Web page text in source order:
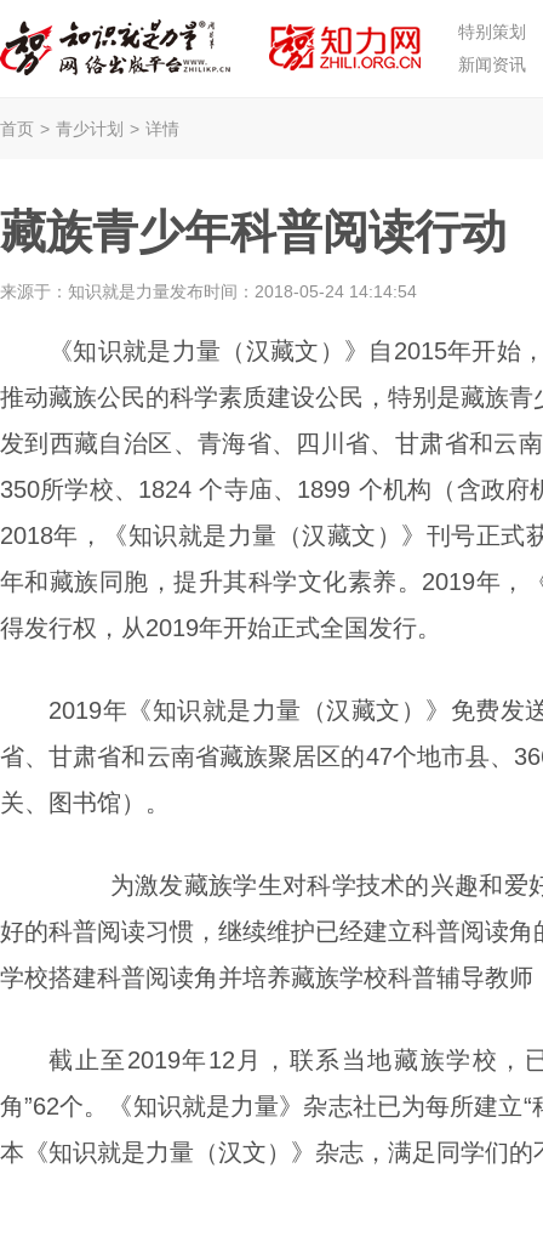
特别策划
新闻资讯
首页 > 青少计划 > 详情
藏族青少年科普阅读行动
来源于： 知识就是力量发布时间： 2018-05-24 14:14:54
《知识就是力量（汉藏文）》自 2015年开始
推动藏族公民的科学素质建设公民，特别是藏族
发到西藏自治区、青海省、四川省、甘肃省和云
350所学校、 1824 个寺庙、1899 个机构（含政
2018年，《知识就是力量（汉藏文）》刊号正式
年和藏族同胞，提升其科学文化素养。2019年，
得发行权，从2019年开始正式全国发行。
2019年《知识就是力量 （汉藏文） 》免费发
省、甘肃省和云南省藏族聚居区的47个地市县、
关、图书馆）。
为激发藏族学生对科学技术的兴趣和爱
好的科普阅读习惯，继续维护已经建立科普阅读
学校搭建科普阅读角并培养藏族学校科普辅导教
截止至2019年12 月， 联系当地藏族学校，
角”62个。《知识就是力量》杂志社已为每所建立“
本《知识就是力量 （汉文） 》杂志，满足同学们的